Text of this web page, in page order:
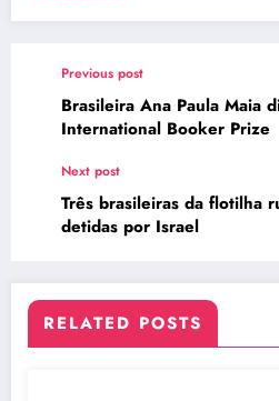
Previous post
Brasileira Ana Paula Maia
International Booker Prize
Next post
Três brasileiras da flotilha
detidas por Israel
RELATED POSTS